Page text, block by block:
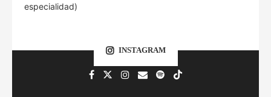
especialidad)
INSTAGRAM